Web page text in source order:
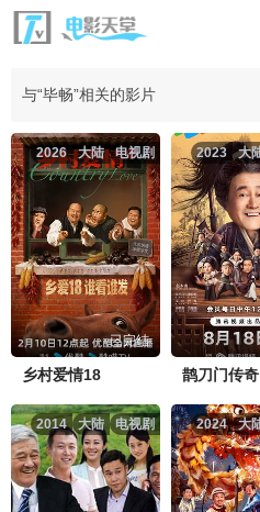
与“毕畅”相关的影片
电视剧
大陆
2026
已完结
乡村爱情18
大
2023
鹊刀门传奇
电视剧
大陆
2014 大
2024